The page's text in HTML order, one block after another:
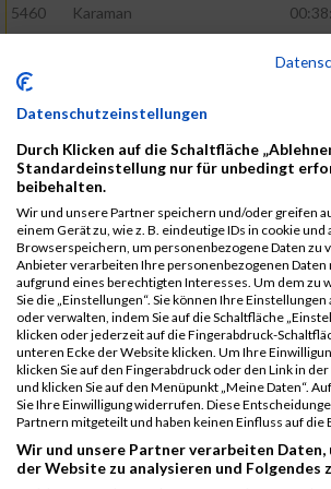
5460 Karaman
5601
5368
Böhm
5531
Rieger
5584
Stadtmüller
5570
Schulze
5572
Schuster
5466
Kiehne
5615
Weigand
5515
Ohler
5580
Selbiger
5474
Koehn
5455
Joho
Datenschutzeinstellungen
Durch Klicken auf die Schaltfläche
Standardeinstellung nur für unbedingt
beibehalten.
Wir und unsere Partner speichern und/oder greifen
einem Gerät zu, wie z. B. eindeutige IDs in cookie und
Browserspeichern, um personenbezogene Daten zu
Anbieter verarbeiten Ihre personenbezogenen
aufgrund eines berechtigten Interesses. Um dem zu
Sie die „Einstellungen“. Sie können Ihre
oder verwalten, indem Sie auf die Schaltfläche
klicken oder jederzeit auf die Fingerabdruck-
unteren Ecke der Website klicken. Um Ihre
klicken Sie auf den Fingerabdruck oder den Link in
und klicken Sie auf den Menüpunkt „Meine Daten“.
Sie Ihre Einwilligung widerrufen. Diese
Partnern mitgeteilt und haben keinen Einfluss auf die
Wir und unsere Partner verarbeiten Daten,
der Website zu analysieren und Folgendes